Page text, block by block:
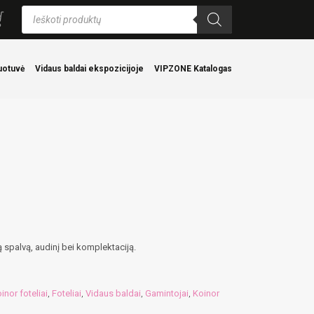
Products
search
Vidaus baldai ekspozicijoje VIPZONE Katalogas
audinį bei komplektaciją.
foteliai Foteliai ,Vidaus baldai Gamintojai Koinor